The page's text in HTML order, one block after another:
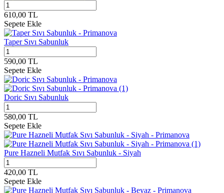
610,00 TL
Sepete Ekle
Taper Sıvı Sabunluk
590,00 TL
Sepete Ekle
Doric Sıvı Sabunluk
580,00 TL
Sepete Ekle
Pure Hazneli Mutfak Sıvı Sabunluk - Siyah
420,00 TL
Sepete Ekle